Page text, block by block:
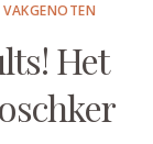
VAKGENOTEN
Het